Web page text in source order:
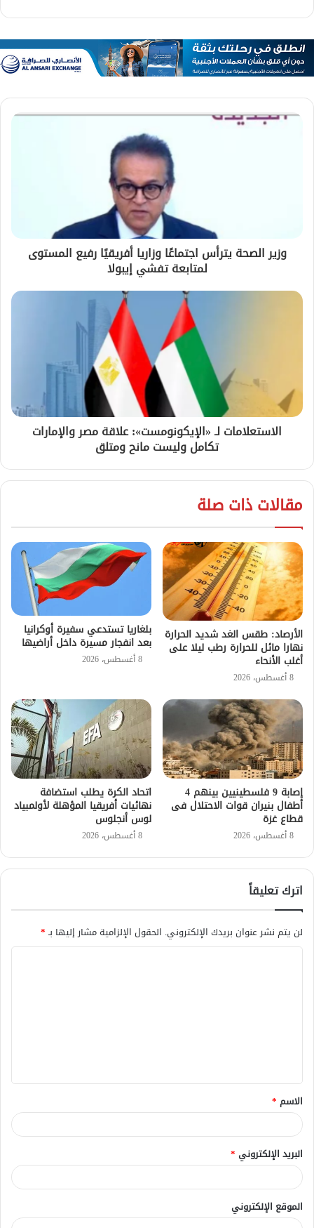
وزير الصحة يترأس اجتماعًا وزاريا أفريقيًا رفيع المستوى
لمتابعة تفشي إيبولا
الاستعلامات لـ «الإيكونومست»: علاقة مصر والإمارات
تكامل وليست مانح ومتلق
مقالات ذات صلة
الأرصاد: طقس الغد شديد الحرارة
نهارا مائل للحرارة رطب ليلا على
أغلب الأنحاء
8 أغسطس، 2026
بلغاريا تستدعي سفيرة أوكرانيا
بعد انفجار مسيرة داخل أراضيها
8 أغسطس، 2026
إصابة 9 فلسطينيين بينهم 4
أطفال بنيران قوات الاحتلال فى
قطاع غزة
8 أغسطس، 2026
اتحاد الكرة يطلب استضافة
نهائيات أفريقيا المؤهلة لأولمبياد
لوس أنجلوس
8 أغسطس، 2026
اترك تعليقاً
لن يتم نشر عنوان بريدك الإلكتروني. الحقول الإلزامية مشار إليها بـ*
ق
*
الاسم *
البريد الإلكتروني *
الموقع الإلكتروني